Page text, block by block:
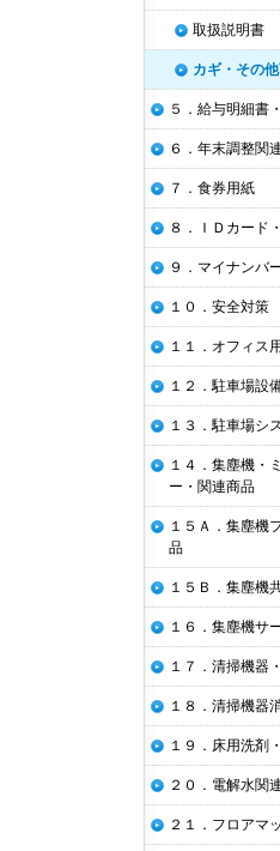
取扱説明書
カギ・その
５．給与明細書
６．年末調整関
７．食券用紙
８．ＩＤカード
９．マイナンバ
１０．安全対策
１１．オフィス
１２．駐車場設
１３．駐車場シ
１４．集塵機・
ー・関連商品
１５Ａ．集塵機
品
１５Ｂ．集塵機
１６．集塵機サ
１７．清掃機器
１８．清掃機器
１９．床用洗剤
２０．電解水関
２１．フロアマ